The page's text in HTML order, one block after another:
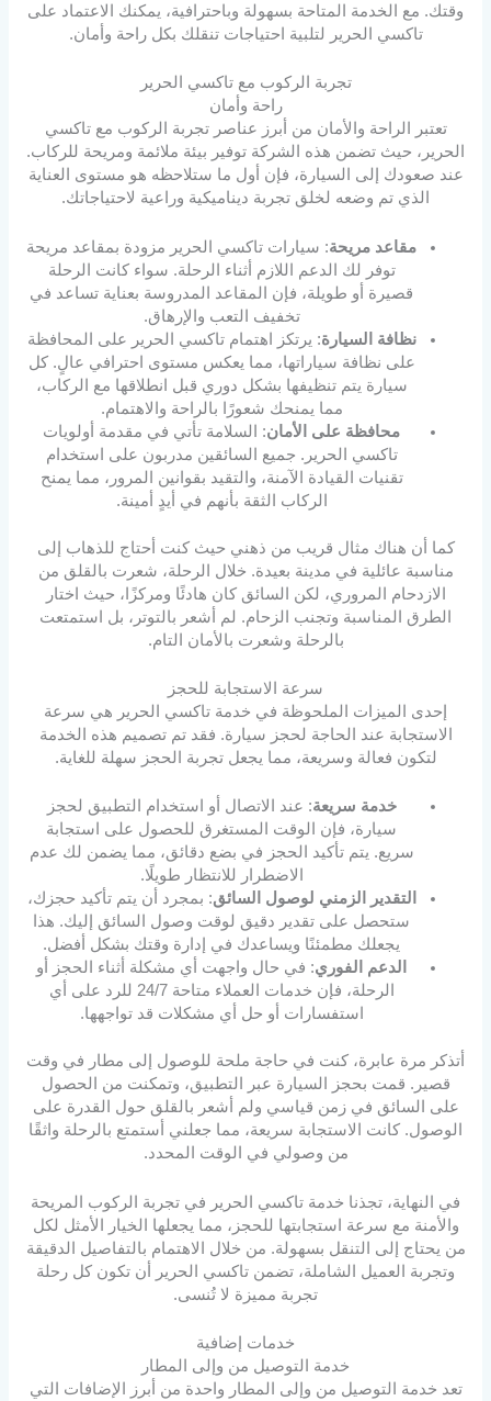
وقتك. مع الخدمة المتاحة بسهولة وباحترافية، يمكنك الاعتماد على
تاكسي الحرير لتلبية احتياجات تنقلك بكل راحة وأمان.
تجربة الركوب مع تاكسي الحرير
راحة وأمان
تعتبر الراحة والأمان من أبرز عناصر تجربة الركوب مع تاكسي
الحرير، حيث تضمن هذه الشركة توفير بيئة ملائمة ومريحة للركاب.
عند صعودك إلى السيارة، فإن أول ما ستلاحظه هو مستوى العناية
الذي تم وضعه لخلق تجربة ديناميكية وراعية لاحتياجاتك.
مقاعد مريحة: سيارات تاكسي الحرير مزودة بمقاعد مريحة
توفر لك الدعم اللازم أثناء الرحلة. سواء كانت الرحلة
قصيرة أو طويلة، فإن المقاعد المدروسة بعناية تساعد في
تخفيف التعب والإرهاق.
نظافة السيارة: يرتكز اهتمام تاكسي الحرير على المحافظة
على نظافة سياراتها، مما يعكس مستوى احترافي عالٍ. كل
سيارة يتم تنظيفها بشكل دوري قبل انطلاقها مع الركاب،
مما يمنحك شعورًا بالراحة والاهتمام.
محافظة على الأمان: السلامة تأتي في مقدمة أولويات
تاكسي الحرير. جميع السائقين مدربون على استخدام
تقنيات القيادة الآمنة، والتقيد بقوانين المرور، مما يمنح
الركاب الثقة بأنهم في أيدٍ أمينة.
كما أن هناك مثال قريب من ذهني حيث كنت أحتاج للذهاب إلى
مناسبة عائلية في مدينة بعيدة. خلال الرحلة، شعرت بالقلق من
الازدحام المروري، لكن السائق كان هادئًا ومركزًا، حيث اختار
الطرق المناسبة وتجنب الزحام. لم أشعر بالتوتر، بل استمتعت
بالرحلة وشعرت بالأمان التام.
سرعة الاستجابة للحجز
إحدى الميزات الملحوظة في خدمة تاكسي الحرير هي سرعة
الاستجابة عند الحاجة لحجز سيارة. فقد تم تصميم هذه الخدمة
لتكون فعالة وسريعة، مما يجعل تجربة الحجز سهلة للغاية.
خدمة سريعة: عند الاتصال أو استخدام التطبيق لحجز
سيارة، فإن الوقت المستغرق للحصول على استجابة
سريع. يتم تأكيد الحجز في بضع دقائق، مما يضمن لك عدم
الاضطرار للانتظار طويلًا.
التقدير الزمني لوصول السائق: بمجرد أن يتم تأكيد حجزك،
ستحصل على تقدير دقيق لوقت وصول السائق إليك. هذا
يجعلك مطمئنًا ويساعدك في إدارة وقتك بشكل أفضل.
الدعم الفوري: في حال واجهت أي مشكلة أثناء الحجز أو
الرحلة، فإن خدمات العملاء متاحة 24/7 للرد على أي
استفسارات أو حل أي مشكلات قد تواجهها.
أتذكر مرة عابرة، كنت في حاجة ملحة للوصول إلى مطار في وقت
قصير. قمت بحجز السيارة عبر التطبيق، وتمكنت من الحصول
على السائق في زمن قياسي ولم أشعر بالقلق حول القدرة على
الوصول. كانت الاستجابة سريعة، مما جعلني أستمتع بالرحلة واثقًا
من وصولي في الوقت المحدد.
في النهاية، تجذنا خدمة تاكسي الحرير في تجربة الركوب المريحة
والأمنة مع سرعة استجابتها للحجز، مما يجعلها الخيار الأمثل لكل
من يحتاج إلى التنقل بسهولة. من خلال الاهتمام بالتفاصيل الدقيقة
وتجربة العميل الشاملة، تضمن تاكسي الحرير أن تكون كل رحلة
تجربة مميزة لا تُنسى.
خدمات إضافية
خدمة التوصيل من وإلى المطار
تعد خدمة التوصيل من وإلى المطار واحدة من أبرز الإضافات التي